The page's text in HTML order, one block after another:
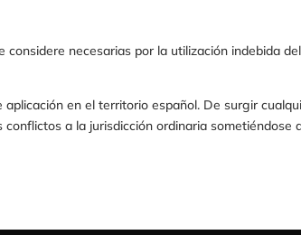
necesarias por la utilización indebida
en el territorio español. De surgir
a la jurisdicción ordinaria sometiéndose